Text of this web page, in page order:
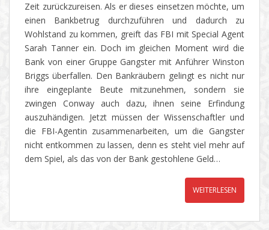
Zeit zurückzureisen. Als er dieses einsetzen möchte, um
einen Bankbetrug durchzuführen und dadurch zu
Wohlstand zu kommen, greift das FBI mit Special Agent
Sarah Tanner ein. Doch im gleichen Moment wird die
Bank von einer Gruppe Gangster mit Anführer Winston
Briggs überfallen. Den Bankräubern gelingt es nicht nur
ihre eingeplante Beute mitzunehmen, sondern sie
zwingen Conway auch dazu, ihnen seine Erfindung
auszuhändigen. Jetzt müssen der Wissenschaftler und
die FBI-Agentin zusammenarbeiten, um die Gangster
nicht entkommen zu lassen, denn es steht viel mehr auf
dem Spiel, als das von der Bank gestohlene Geld…
WEITERLESEN